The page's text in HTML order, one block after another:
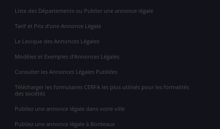
Liste des Départements ou Publier une annonce légale
Tarif et Prix d'une Annonce Légale
Le Lexique des Annonces Légales
Modèles et Exemples d'Annonces Légales
Consulter les Annonces Légales Publiées
Télécharger les formulaires CERFA les plus utilisés pour les formalités
des sociétés
Publiez une annonce légale dans votre ville
Publiez une annonce légale à Bordeaux